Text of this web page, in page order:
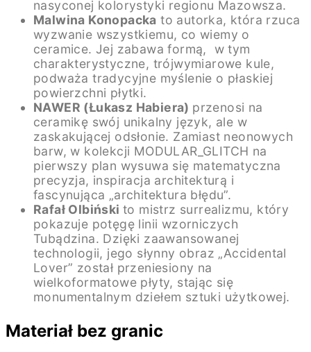
nasyconej kolorystyki regionu Mazowsza.
Malwina Konopacka to autorka, która rzuca
wyzwanie wszystkiemu, co wiemy o
ceramice. Jej zabawa formą, w tym
charakterystyczne, trójwymiarowe kule,
podważa tradycyjne myślenie o płaskiej
powierzchni płytki.
NAWER (Łukasz Habiera) przenosi na
ceramikę swój unikalny język, ale w
zaskakującej odsłonie. Zamiast neonowych
barw, w kolekcji MODULAR_GLITCH na
pierwszy plan wysuwa się matematyczna
precyzja, inspiracja architekturą i
fascynująca „architektura błędu”.
Rafał Olbiński to mistrz surrealizmu, który
pokazuje potęgę linii wzorniczych
Tubądzina. Dzięki zaawansowanej
technologii, jego słynny obraz „Accidental
Lover” został przeniesiony na
wielkoformatowe płyty, stając się
monumentalnym dziełem sztuki użytkowej.
Materiał bez granic